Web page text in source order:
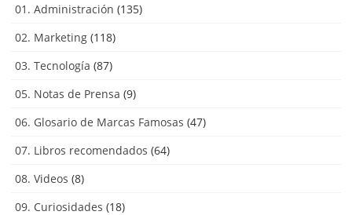
01. Administración (135)
02. Marketing (118)
03. Tecnología (87)
05. Notas de Prensa (9)
06. Glosario de Marcas Famosas (47)
07. Libros recomendados (64)
08. Videos (8)
09. Curiosidades (18)